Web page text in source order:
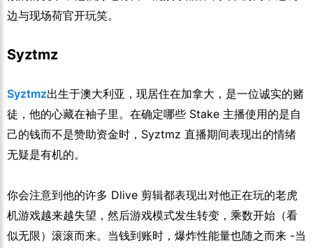
边与现场荷官开玩笑。
Syztmz
Syztmz出生于澳大利亚，现居住在加拿大，是一位诚实的赌
徒，他的心藏在袖子里。在确定哪些 Stake 主播使用的是自
己的钱而不是赞助资金时，Syztmz 直播期间表现出的情绪
无疑是有机的。
你会注意到他的许多 Dlive 剪辑都表现出对他正在玩的老虎
机游戏越来越失望，然后游戏模式发生转变，乘数开始（看
似无限）滚滚而来。当钱到账时，爆炸性能量也随之而来 -当